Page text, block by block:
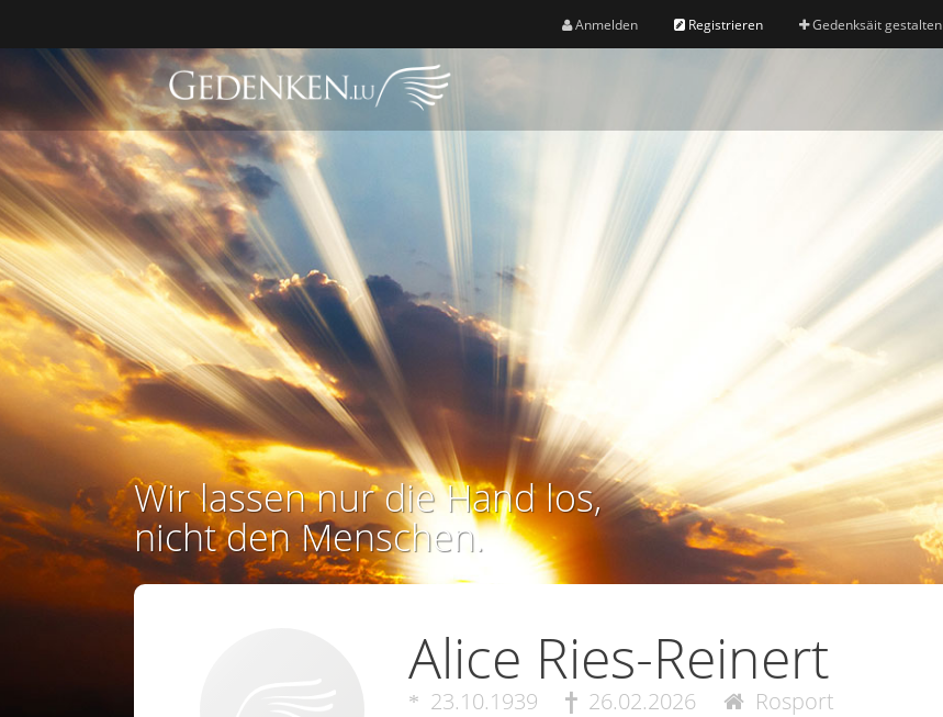
Anmelden Registrieren Gedenksäit gestalten
Wir lassen nur die Hand los,
nicht den Menschen.
Alice Ries-Reinert
23.10.1939 26.02.2026 Rosport